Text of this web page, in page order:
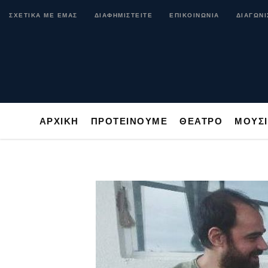
ΣΧΕΤΙΚΑ ΜΕ ΕΜΑΣ ΔΙΑΦΗΜΙΣΤΕΙΤΕ ΕΠΙΚΟΙΝΩΝΙΑ
ΑΡΧΙΚΗ ΠΡΟΤΕΙΝΟΥΜΕ ΘΕΑΤΡΟ
ΑΡΧΙΚΗ ΠΡΟΤΕΙΝΟΥΜΕ ΘΕΑΤΡΟ